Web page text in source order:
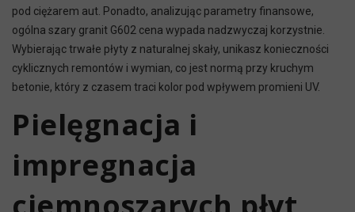
pod ciężarem aut. Ponadto, analizując parametry finansowe,
ogólna szary granit G602 cena wypada nadzwyczaj korzystnie.
Wybierając trwałe płyty z naturalnej skały, unikasz konieczności
cyklicznych remontów i wymian, co jest normą przy kruchym
betonie, który z czasem traci kolor pod wpływem promieni UV.
Pielęgnacja i
impregnacja